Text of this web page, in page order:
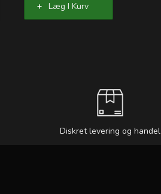
Læg I Kurv
Diskret levering og handel